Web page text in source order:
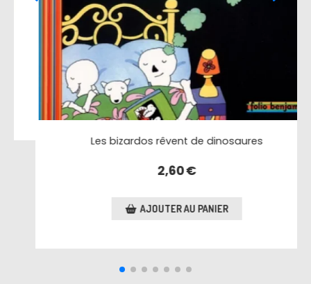
La grotte des dinosaures
2,50€
AJOUTER AU PANIER